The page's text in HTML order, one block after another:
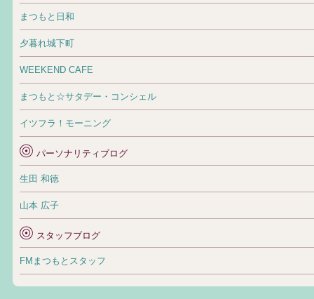
まつもと日和
夕暮れ城下町
WEEKEND CAFE
まつもと☆サタデー・コンシェル
イツフラ！モーニング
パーソナリティブログ
生田 和徳
山本 広子
スタッフブログ
FMまつもとスタッフ